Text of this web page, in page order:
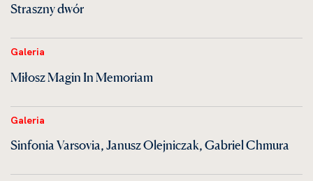
Straszny dwór
Galeria
Miłosz Magin In Memoriam
Galeria
Sinfonia Varsovia, Janusz Olejniczak, Gabriel Chmura